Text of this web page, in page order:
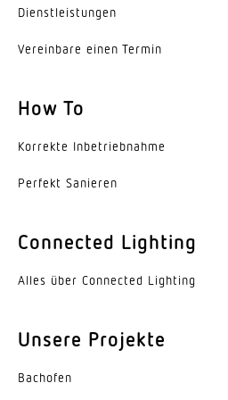
15,38 W
0,3 W
1826 lm
3000 K
Farbabweichung LED
Mit Leuchtmittel
Ja, STEINEL LED-System
Dienst­leis­tungen
Vereinbare einen Termin
How To
Korrekte Inbe­trieb­nahme
Perfekt Sanieren
Connected Lighting
Alles über Connected Lighting
Unsere Projekte
Bachofen